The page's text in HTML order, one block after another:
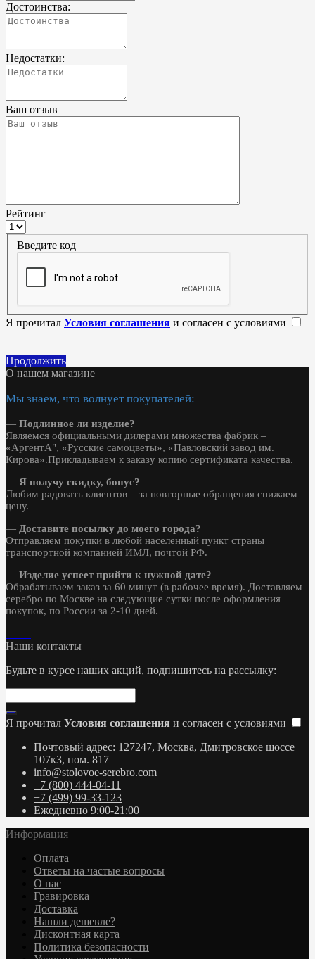
Достоинства:
Недостатки:
Ваш отзыв
Рейтинг
Введите код
Я прочитал Условия соглашения и согласен с условиями
Продолжить
О нашем магазине
Мы знаем, что волнует покупателей:
— Подлинное ли изделие?
Являемся официальными дилерами множества фабрик –
«АргентА", «Русские самоцветы», «Павловский завод им.
Кирова».Прикладываем к заказу копию сертификата качества.
— Я получу скидку, бонус?
Любим радовать клиентов – за повторные обращения снижаем
цену.
— Доставите посылку до моего города?
Отправляем покупки в любой населенный пункт страны
транспортной компанией ИМЛ, почтой РФ.
— Изделие успеет прийти к нужной дате?
Обрабатываем заказ за 60 минут (в рабочее время). Доставляем
серебро по Москве на следующие сутки после оформления
покупок, по России за 2-10 дней.
Наши контакты
Будьте в курсе наших акций, подпишитесь на рассылку:
Я прочитал Условия соглашения и согласен с условиями
Почтовый адрес: 127247, Москва, Дмитровское шоссе
107к3, пом. 817
info@stolovoe-serebro.com
+7 (800) 444-04-11
+7 (499) 99-33-123
Ежедневно 9:00-21:00
Информация
Оплата
Ответы на частые вопросы
О нас
Гравировка
Доставка
Нашли дешевле?
Дисконтная карта
Политика безопасности